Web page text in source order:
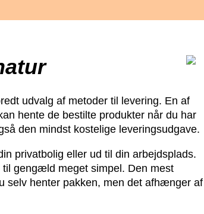
udvalg af metoder til levering. En af
hente de bestilte produkter når du har
den mindst kostelige leveringsudgave.
privatbolig eller ud til din arbejdsplads.
gengæld meget simpel. Den mest
selv henter pakken, men det afhænger af